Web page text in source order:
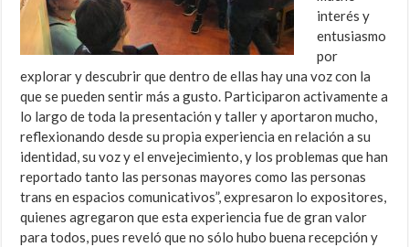
interés y
entusiasmo
por
explorar y descubrir que dentro de ellas hay una voz con la
que se pueden sentir más a gusto. Participaron activamente a
lo largo de toda la presentación y taller y aportaron mucho,
reflexionando desde su propia experiencia en relación a su
identidad, su voz y el envejecimiento, y los problemas que han
reportado tanto las personas mayores como las personas
trans en espacios comunicativos”, expresaron lo expositores,
quienes agregaron que esta experiencia fue de gran valor
para todos, pues reveló que no sólo hubo buena recepción y